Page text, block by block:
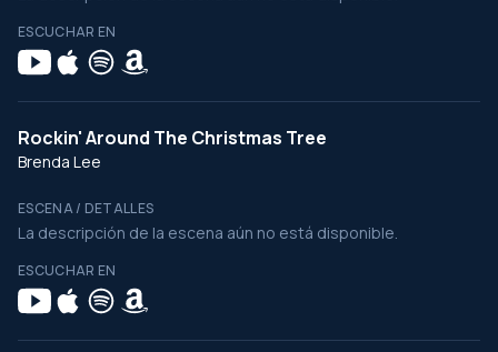
ESCUCHAR EN
Rockin' Around The Christmas Tree
Brenda Lee
ESCENA / DETALLES
La descripción de la escena aún no está disponible.
ESCUCHAR EN